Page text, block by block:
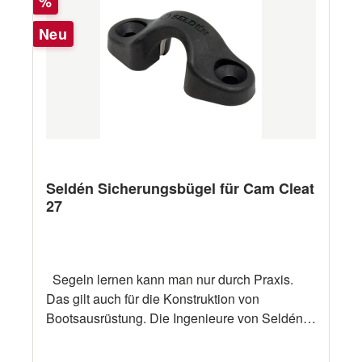
Neu
Seldén Sicherungsbügel für Cam Cleat
27
Segeln lernen kann man nur durch Praxis.
Das gilt auch für die Konstruktion von
Bootsausrüstung. Die Ingenieure von Seldén